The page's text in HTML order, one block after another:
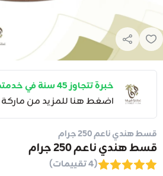
خبرة تتجاوز 45 سنة في خدمتكم
اضغط هنا للمزيد من ماركة
قسط هندي ناعم 250 جرام
قسط هندي ناعم 250 جرام
(4 تقييمات)